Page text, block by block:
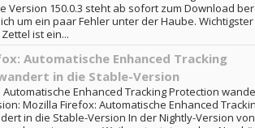
Version 150.0.3 steht ab sofort zum Download
um ein paar Fehler unter der Haube. Wichtigster
ist ein...
Automatische Enhanced Tracking
in die Stable-Version
Enhanced Tracking Protection
Mozilla Firefox: Automatische Enhanced
in die Stable-Version In der Nightly-Version von